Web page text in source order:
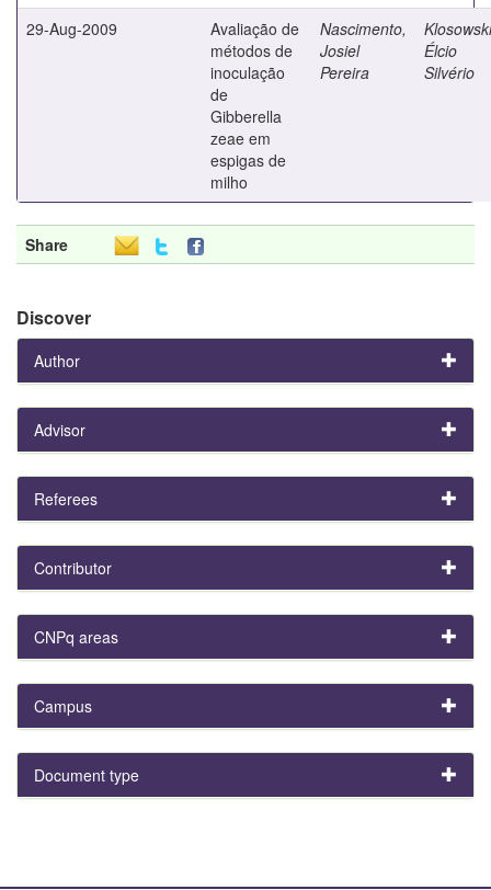
29-Aug-2009
Avaliação de
métodos de
inoculação
de
Gibberella
zeae em
espigas de
milho
Nascimento,
Josiel
Pereira
Élcio
Silvério
Share
Discover
Author
Advisor
Referees
Contributor
CNPq areas
Campus
Document type